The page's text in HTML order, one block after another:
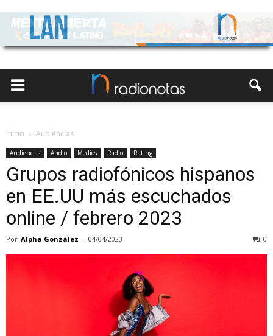
Inicio Audiencias
Audiencias Audio Medios Radio Rating
Grupos radiofónicos hispanos
en EE.UU más escuchados
online / febrero 2023
Por Alpha González - 04/04/2023 0